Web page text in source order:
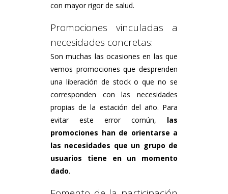
con mayor rigor de salud.
Promociones vinculadas a
necesidades concretas:
Son muchas las ocasiones en las que
vemos promociones que desprenden
una liberación de stock o que no se
corresponden con las necesidades
propias de la estación del año. Para
evitar este error común, las
promociones han de orientarse a
las necesidades que un grupo de
usuarios tiene en un momento
dado.